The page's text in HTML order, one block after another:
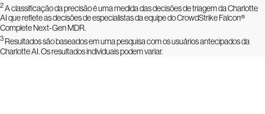
2A classificação da precisão é uma medida das decisões de triagem da Charlotte
AI que reflete as decisões de especialistas da equipe do CrowdStrike Falcon®
Complete Next-Gen MDR.
3Resultados são baseados em uma pesquisa com os usuários antecipados da
Charlotte AI. Os resultados individuais podem variar.